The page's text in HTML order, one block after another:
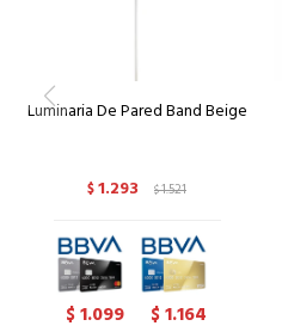
Luminaria De Pared Band Beige
$1.293 $1.521
$1.099 $1.164